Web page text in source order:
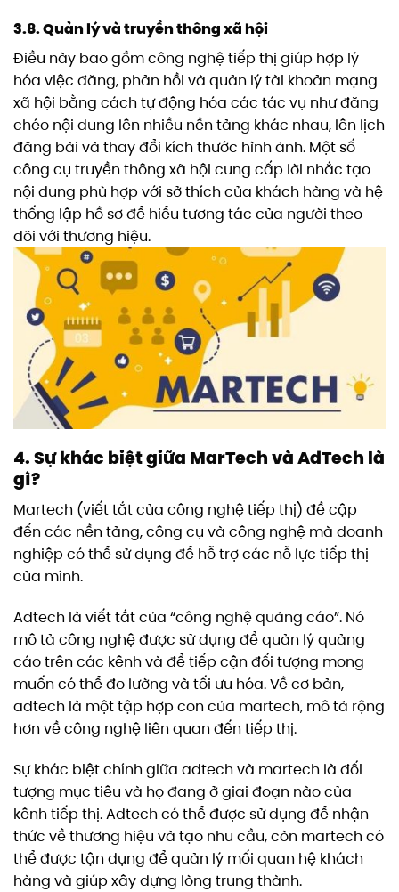
3.8. Quản lý và truyền thông xã hội
Điều này bao gồm công nghệ tiếp thị giúp hợp lý
hóa việc đăng, phản hồi và quản lý tài khoản mạng
xã hội bằng cách tự động hóa các tác vụ như đăng
chéo nội dung lên nhiều nền tảng khác nhau, lên lịch
đăng bài và thay đổi kích thước hình ảnh. Một số
công cụ truyền thông xã hội cung cấp lời nhắc tạo
nội dung phù hợp với sở thích của khách hàng và hệ
thống lập hồ sơ để hiểu tương tác của người theo
dõi với thương hiệu.
4. Sự khác biệt giữa MarTech và AdTech là
gì?
Martech (viết tắt của công nghệ tiếp thị) đề cập
đến các nền tảng, công cụ và công nghệ mà doanh
nghiệp có thể sử dụng để hỗ trợ các nỗ lực tiếp thị
của mình.
Adtech là viết tắt của “công nghệ quảng cáo”. Nó
mô tả công nghệ được sử dụng để quản lý quảng
cáo trên các kênh và để tiếp cận đối tượng mong
muốn có thể đo lường và tối ưu hóa. Về cơ bản,
adtech là một tập hợp con của martech, mô tả rộng
hơn về công nghệ liên quan đến tiếp thị.
Sự khác biệt chính giữa adtech và martech là đối
tượng mục tiêu và họ đang ở giai đoạn nào của
kênh tiếp thị. Adtech có thể được sử dụng để nhận
thức về thương hiệu và tạo nhu cầu, còn martech có
thể được tận dụng để quản lý mối quan hệ khách
hàng và giúp xây dựng lòng trung thành.